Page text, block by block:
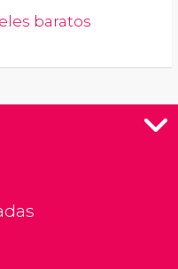
baratos